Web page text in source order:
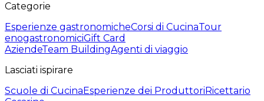
Categorie
Esperienze gastronomicheCorsi di CucinaTour
enogastronomiciGift Card
AziendeTeam BuildingAgenti di viaggio
Lasciati ispirare
Scuole di CucinaEsperienze dei ProduttoriRicettario